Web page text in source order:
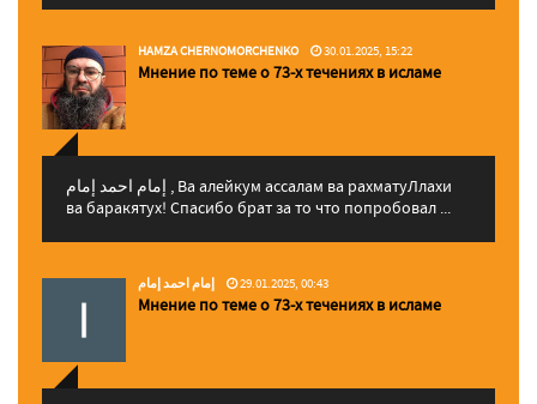
HAMZA CHERNOMORCHENKO 30.01.2025, 15:22
Мнение по теме о 73-х течениях в исламе
إمام احمد إمام , Ва алейкум ассалам ва рахматуЛлахи
ва баракятух! Спасибо брат за то что попробовал ...
إمام احمد إمام 29.01.2025, 00:43
Мнение по теме о 73-х течениях в исламе